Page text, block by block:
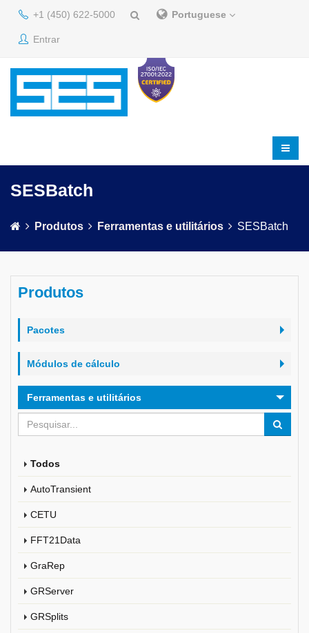
+1 (450) 622-5000 Portuguese
Entrar
SESBatch
Produtos Ferramentas e utilitários SESBatch
Produtos
Pacotes
Módulos de cálculo
Ferramentas e utilitários
Todos
AutoTransient
CETU
FFT21Data
GraRep
GRServer
GRSplits